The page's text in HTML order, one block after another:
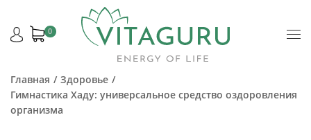
0
Главная
Здоровье
Гимнастика Хаду: универсальное средство оздоровления
организма